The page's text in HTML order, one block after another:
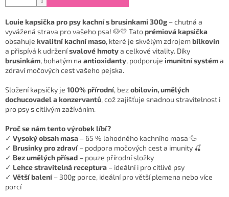
Louie kapsička pro psy kachní s brusinkami 300g – chutná a
vyvážená strava pro vašeho psa! 🐶💛 Tatoprémiová kapsička
obsahuje kvalitní kachní maso, které je skvělým zdrojembílkovin
a přispívá k udrženísvalové hmotya celkové vitality. Díky
brusinkám, bohatým na antioxidanty, podporuje imunitní systéma
zdraví močových cest vašeho pejska.
Složení kapsičky je 100% přírodní, bezobilovin, umělých
dochucovadel a konzervantů, což zajišťuje snadnou stravitelnost i
pro psy s citlivým zažíváním.
Proč se nám tento výrobek líbí?
✓ Vysoký obsah masa – 65 % lahodného kachního masa 🦆
✓ Brusinky pro zdraví– podpora močových cest a imunity 🍒
✓ Bez umělých přísad – pouze přírodní složky
✓ Lehce stravitelná receptura – ideální i pro citlivé psy
✓ Větší balení– 300g porce, ideální pro větší plemena nebo více
porcí